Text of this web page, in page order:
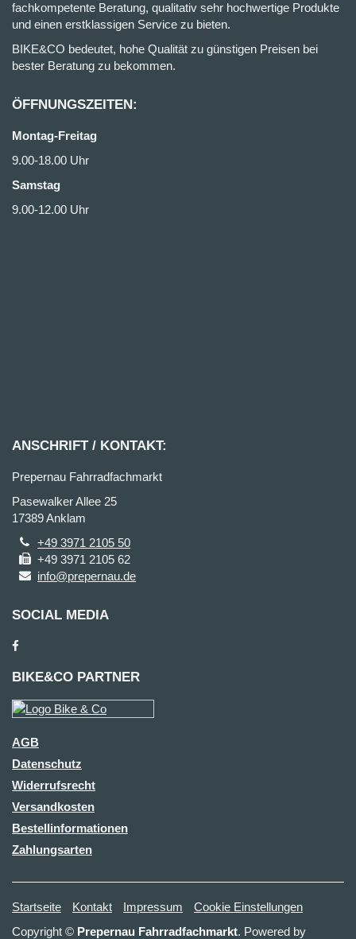
fachkompetente Beratung, qualitativ sehr hochwertige Produkte
und einen erstklassigen Service zu bieten.
BIKE&CO bedeutet, hohe Qualität zu günstigen Preisen bei
bester Beratung zu bekommen.
ÖFFNUNGSZEITEN:
Montag-Freitag
9.00-18.00 Uhr
Samstag
9.00-12.00 Uhr
ANSCHRIFT / KONTAKT:
Prepernau Fahrradfachmarkt
Pasewalker Allee 25
17389 Anklam
+49 3971 2105 50
+49 3971 2105 62
info@prepernau.de
SOCIAL MEDIA
BIKE&CO PARTNER
AGB
Datenschutz
Widerrufsrecht
Versandkosten
Bestellinformationen
Zahlungsarten
Startseite Kontakt Impressum
Cookie Einstellungen
Copyright © Prepernau Fahrradfachmarkt. Powered by